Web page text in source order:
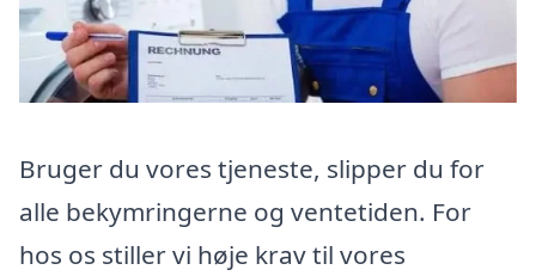
Bruger du vores tjeneste, slipper du for
alle bekymringerne og ventetiden. For
hos os stiller vi høje krav til vores